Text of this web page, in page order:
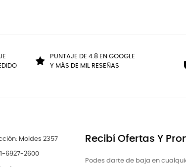
PUNTAJE DE 4.8 EN GOOGLE
Y MÁS DE MIL RESEÑAS
Moldes 2357
6927-2600
Recibí Ofertas Y
Podes darte de baja en